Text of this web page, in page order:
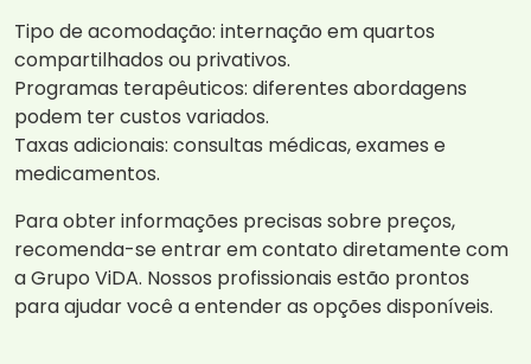
Tipo de acomodação: internação em quartos
compartilhados ou privativos.
Programas terapêuticos: diferentes abordagens
podem ter custos variados.
Taxas adicionais: consultas médicas, exames e
medicamentos.
Para obter informações precisas sobre preços,
recomenda-se entrar em contato diretamente com
a Grupo ViDA. Nossos profissionais estão prontos
para ajudar você a entender as opções disponíveis.